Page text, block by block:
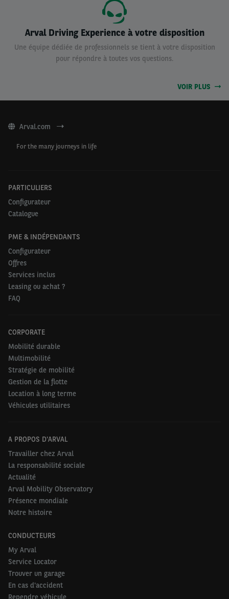
Arval Driving Experience à votre disposition
Une équipe dédiée de professionnels se tient à votre disposition
pour répondre à toutes vos questions.
VOIR PLUS
Arval.com
For the many journeys in life
PARTICULIERS
Configurateur
Catalogue
PME & INDÉPENDANTS
Configurateur
Offres
Services inclus
Leasing ou achat ?
FAQ
CORPORATE
Mobilité durable
Multimobilité
Stratégie de mobilité
Gestion de la flotte
Location à long terme
Véhicules utilitaires
A PROPOS D'ARVAL
Travailler chez Arval
La responsabilité sociale
Actualité
Arval Mobility Observatory
Présence mondiale
Notre histoire
CONDUCTEURS
My Arval
Service Locator
Trouver un garage
En cas d'accident
Rependre véhicule